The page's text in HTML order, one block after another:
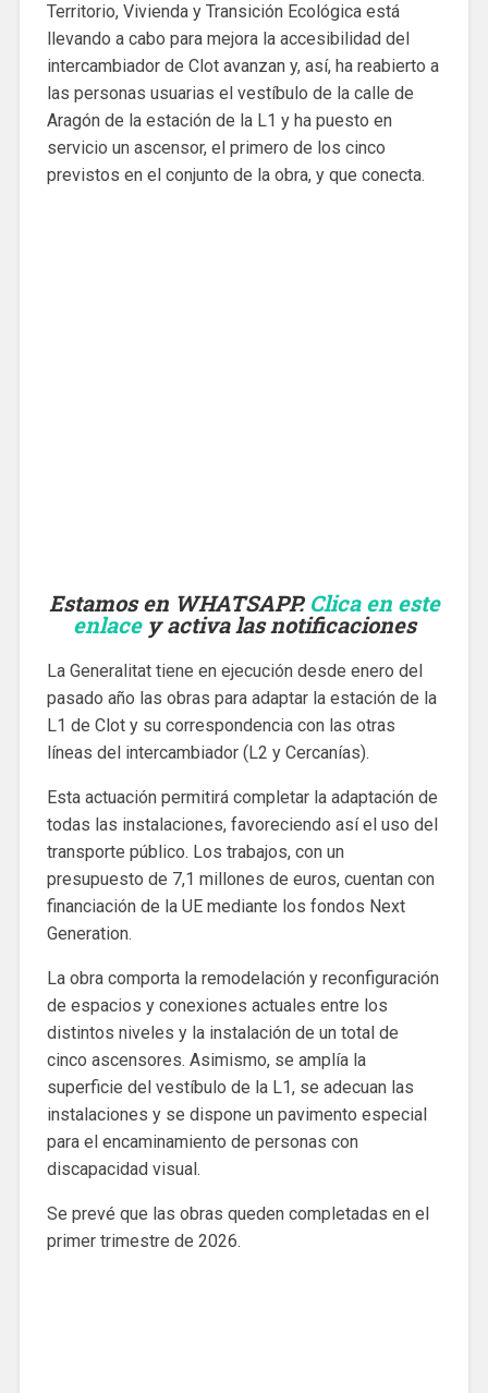
Territorio, Vivienda y Transición Ecológica está
llevando a cabo para mejora la accesibilidad del
intercambiador de Clot avanzan y, así, ha reabierto a
las personas usuarias el vestíbulo de la calle de
Aragón de la estación de la L1 y ha puesto en
servicio un ascensor, el primero de los cinco
previstos en el conjunto de la obra, y que conecta.
Estamos en WHATSAPP. Clica en este
enlacey activa las notificaciones
La Generalitat tiene en ejecución desde enero del
pasado año las obras para adaptar la estación de la
L1 de Clot y su correspondencia con las otras
líneas del intercambiador (L2 y Cercanías).
Esta actuación permitirá completar la adaptación de
todas las instalaciones, favoreciendo así el uso del
transporte público. Los trabajos, con un
presupuesto de 7,1 millones de euros, cuentan con
financiación de la UE mediante los fondos Next
Generation.
La obra comporta la remodelación y reconfiguración
de espacios y conexiones actuales entre los
distintos niveles y la instalación de un total de
cinco ascensores. Asimismo, se amplía la
superficie del vestíbulo de la L1, se adecuan las
instalaciones y se dispone un pavimento especial
para el encaminamiento de personas con
discapacidad visual.
Se prevé que las obras queden completadas en el
primer trimestre de 2026.